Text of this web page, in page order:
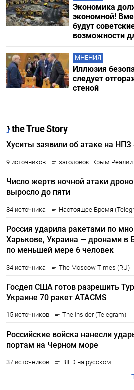
Экономика
экономной!
будут
возможности
МНЕНИЯ
Иллюзия
следует
стеной